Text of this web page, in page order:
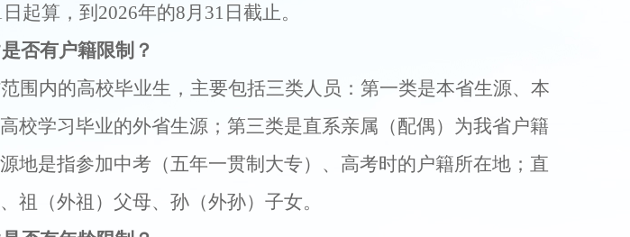
日起算，到 2026年的8月 31 日截止。
是否有户籍限制？
围内的高校毕业生，主要包括三类人员： 第一类是本省生源、本
校学习毕业的外省生源；第三类是直系亲属（配偶）为我省户籍
地是指参加中考（五年一贯制大专）、高考时的户籍所在地；直
祖（外祖）父母、孙（外孙）子女。